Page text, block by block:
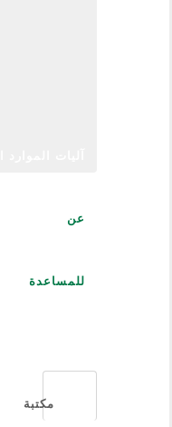
عن
للمساعدة
مكتبة